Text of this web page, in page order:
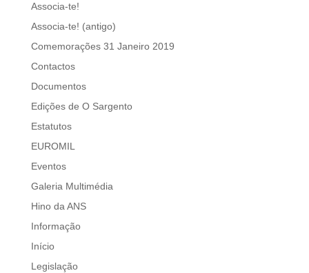
Associa-te!
Associa-te! (antigo)
Comemorações 31 Janeiro 2019
Contactos
Documentos
Edições de O Sargento
Estatutos
EUROMIL
Eventos
Galeria Multimédia
Hino da ANS
Informação
Início
Legislação